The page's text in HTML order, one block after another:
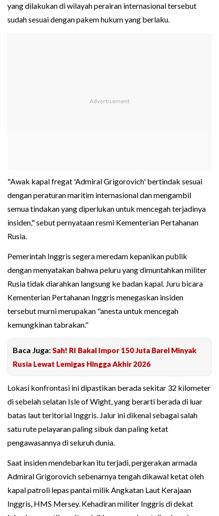
yang dilakukan di wilayah perairan internasional tersebut
sudah sesuai dengan pakem hukum yang berlaku.
"Awak kapal fregat 'Admiral Grigorovich' bertindak sesuai
dengan peraturan maritim internasional dan mengambil
semua tindakan yang diperlukan untuk mencegah terjadinya
insiden," sebut pernyataan resmi Kementerian Pertahanan
Rusia.
Pemerintah Inggris segera meredam kepanikan publik
dengan menyatakan bahwa peluru yang dimuntahkan militer
Rusia tidak diarahkan langsung ke badan kapal. Juru bicara
Kementerian Pertahanan Inggris menegaskan insiden
tersebut murni merupakan "anesta untuk mencegah
kemungkinan tabrakan."
Baca Juga: Sah! RI Bakal Impor 150 Juta Barel Minyak
Rusia Lewat Lemigas Hingga Akhir 2026
Lokasi konfrontasi ini dipastikan berada sekitar 32 kilometer
di sebelah selatan Isle of Wight, yang berarti berada di luar
batas laut teritorial Inggris. Jalur ini dikenal sebagai salah
satu rute pelayaran paling sibuk dan paling ketat
pengawasannya di seluruh dunia.
Saat insiden mendebarkan itu terjadi, pergerakan armada
Admiral Grigorovich sebenarnya tengah dikawal ketat oleh
kapal patroli lepas pantai milik Angkatan Laut Kerajaan
Inggris, HMS Mersey. Kehadiran militer Inggris di dekat